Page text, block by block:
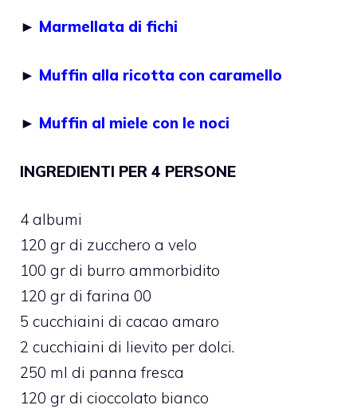
► Marmellata di fichi
► Muffin alla ricotta con caramello
► Muffin al miele con le noci
INGREDIENTI PER 4 PERSONE
4 albumi
120 gr di zucchero a velo
100 gr di burro ammorbidito
120 gr di farina 00
5 cucchiaini di cacao amaro
2 cucchiaini di lievito per dolci.
250 ml di panna fresca
120 gr di cioccolato bianco